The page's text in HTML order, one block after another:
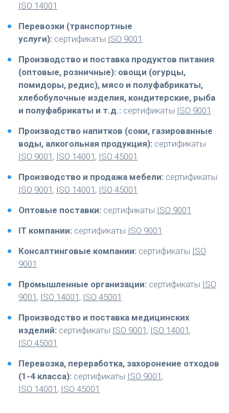
ISO 14001
Перевозки (транспортные
услуги): сертификаты ISO 9001
Производство и поставка продуктов питания
(оптовые, розничные): овощи (огурцы,
помидоры, редис), мясо и полуфабрикаты,
хлебобулочные изделия, кондитерские, рыба
и полуфабрикаты и т.д.: сертификаты ISO 9001
Производство напитков (соки, газированные
воды, алкогольная продукция): сертификаты
ISO 9001 , ISO 14001 , ISO 45001
Производство и продажа мебели: сертификаты
ISO 9001 , ISO 14001 , ISO 45001
Оптовые поставки: сертификаты ISO 9001
IT компании: сертификаты ISO 9001
Консалтинговые компании: сертификаты ISO
9001
Промышленные организации: сертификаты ISO
9001 , ISO 14001 , ISO 45001
Производство и поставка медицинских
изделий: сертификаты ISO 9001 , ISO 14001 ,
ISO 45001
Перевозка, переработка, захоронение отходов
(1-4 класса): сертификаты ISO 9001 ,
ISO 14001 , ISO 45001